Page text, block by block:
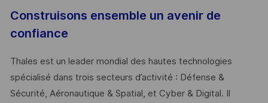
Construisons ensemble un avenir de
confiance
Thales est un leader mondial des hautes technologies
spécialisé dans trois secteurs d’activité : Défense &
Sécurité, Aéronautique & Spatial, et Cyber & Digital. Il